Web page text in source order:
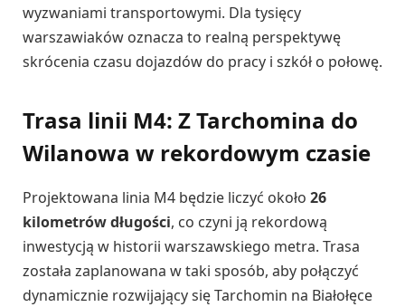
wyzwaniami transportowymi. Dla tysięcy
warszawiaków oznacza to realną perspektywę
skrócenia czasu dojazdów do pracy i szkół o połowę.
Trasa linii M4: Z Tarchomina do
Wilanowa w rekordowym czasie
Projektowana linia M4 będzie liczyć około 26
kilometrów długości, co czyni ją rekordową
inwestycją w historii warszawskiego metra. Trasa
została zaplanowana w taki sposób, aby połączyć
dynamicznie rozwijający się Tarchomin na Białołęce